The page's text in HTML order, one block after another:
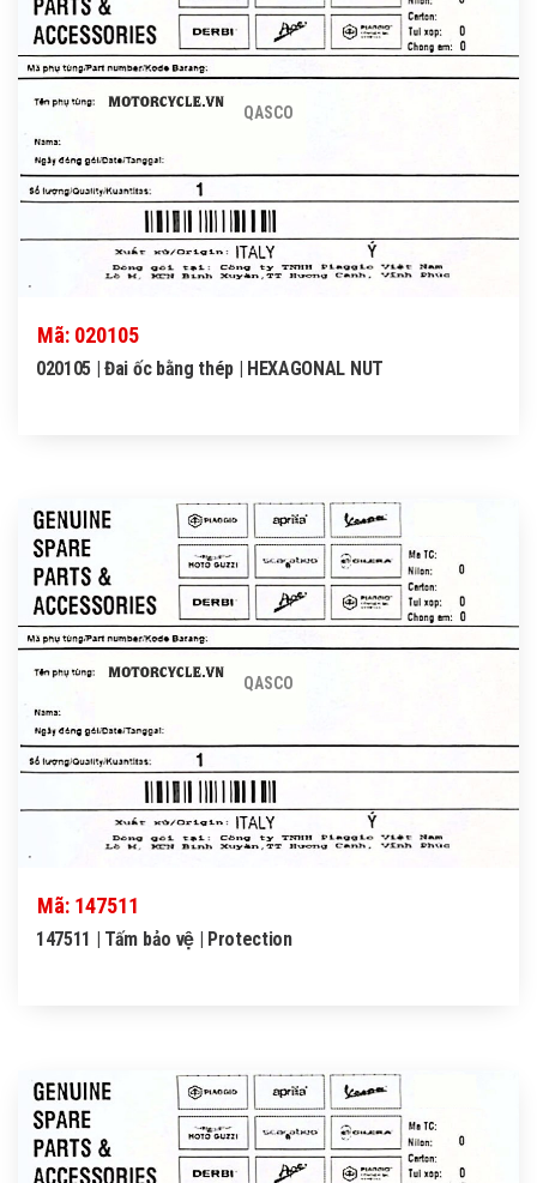
QASCO
Mã: 020105
020105 | Đai ốc bằng thép | HEXAGONAL NUT
QASCO
Mã: 147511
147511 | Tấm bảo vệ | Protection